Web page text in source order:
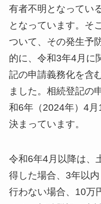
有者不明となってい
となっています。そ
ついて、その発生予
的に、令和3年4月に
記の申請義務化を含
ました。相続登記の
和6年（2024年）4
決まっています。
令和6年4月以降は、
得した場合、3年以
行わない場合、10万